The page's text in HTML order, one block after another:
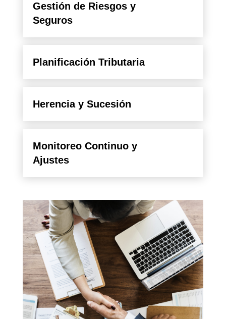
Gestión de Riesgos y
Seguros
Planificación Tributaria
Herencia y Sucesión
Monitoreo Continuo y
Ajustes